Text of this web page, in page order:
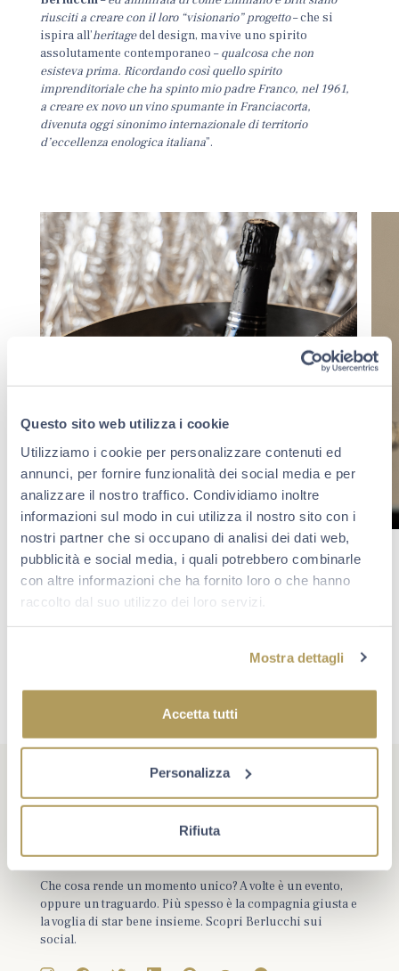
Questo sito web utilizza i cookie
Utilizziamo i cookie per personalizzare contenuti ed
annunci, per fornire funzionalità dei social media e per
analizzare il nostro traffico. Condividiamo inoltre
informazioni sul modo in cui utilizza il nostro sito con i
nostri partner che si occupano di analisi dei dati web,
pubblicità e social media, i quali potrebbero combinarle
con altre informazioni che ha fornito loro o che hanno
raccolto dal suo utilizzo dei loro servizi.
Mostra dettagli
Accetta tutti
Personalizza
Rifiuta
riusciti a creare con il loro “visionario” progetto– che si
ispira all’heritagedel design, ma vive uno spirito
assolutamente contemporaneo –qualcosa che non
esisteva prima. Ricordando così quello spirito
imprenditoriale che ha spinto mio padre Franco, nel 1961,
a creare ex novo un vino spumante in Franciacorta,
divenuta oggi sinonimo internazionale di territorio
d’eccellenza enologica italiana”.
#berlucchimoments
Che cosa rende un momento unico? A volte è un evento,
oppure un traguardo. Più spesso è la compagnia giusta e
la voglia di star bene insieme. Scopri Berlucchi sui
social.